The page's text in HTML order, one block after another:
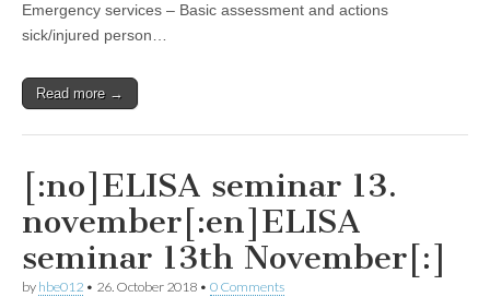
Emergency services – Basic assessment and actions
sick/injured person…
Read more →
[:no]ELISA seminar 13.
november[:en]ELISA
seminar 13th November[:]
by hbe012 • 26. October 2018 • 0 Comments